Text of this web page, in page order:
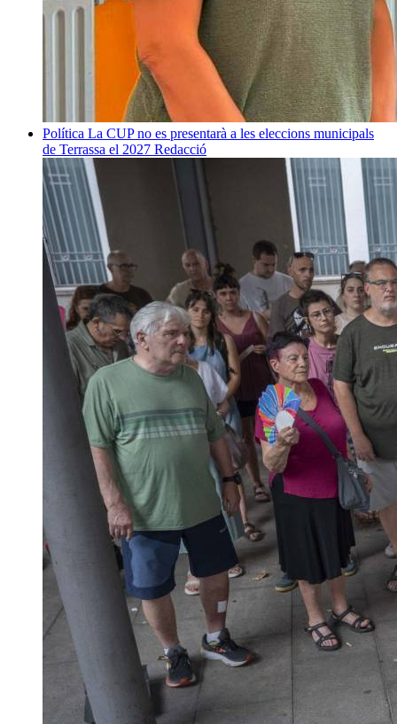
Política La CUP no es presentarà a les eleccions municipals
de Terrassa el 2027 Redacció